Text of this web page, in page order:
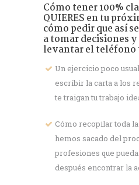
Cómo tener 100%
QUIERES en tu
cómo pedir que así
a tomar decisiones y
levantar el teléfono
Un ejercicio poco
escribir la carta a los
te traigan tu trabajo
Cómo recopilar toda
hemos sacado del
profesiones que
después encontrar la